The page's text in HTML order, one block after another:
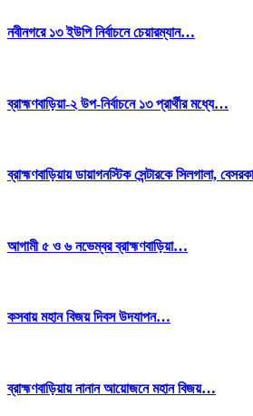
নবীনগরে ১৩ ইউপি নির্বাচনে চেয়ারম্যান…
ব্রাহ্মণবাড়িয়া-২ উপ-নির্বাচনে ১৩ প্রার্থীর মধ্যে…
ব্রাহ্মণবাড়িয়ায় ডায়াগনস্টিক সেন্টারকে সিলগালা,
আগামী ৫ ও ৬ নভেম্বর ব্রাহ্মণবাড়িয়া…
কসবায় মহান বিজয় দিবস উদযাপন…
ব্রাহ্মণবাড়িয়ায় নানান আয়োজনে মহান বিজয়…